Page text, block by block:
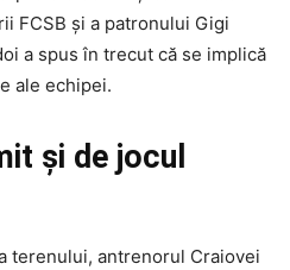
FCSB și a patronului Gigi
a spus în trecut că se implică
ale echipei.
și de jocul
terenului, antrenorul Craiovei